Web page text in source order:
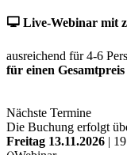
🖵 Live-Webinar mit
ausreichend für 4-6
für einen
Nächste Termine
Die Buchung erfolgt
Freitag 13.11.2026 |